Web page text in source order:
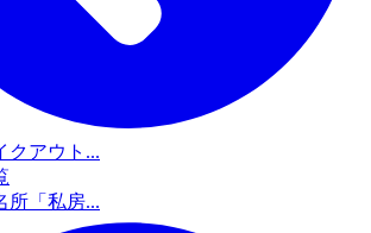
クアウト...
所「私房...